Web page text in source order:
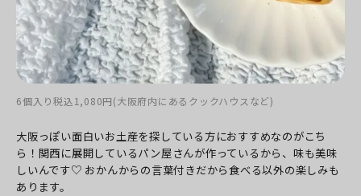
6個入り税込1,080円(大阪府内にあるクックハウスなど)
大阪っぽい面白いお土産を探している方におすすめなのがこち
ら！ 関西に展開しているパン屋さんが作っているから、味も美味
しいんです♡ おかんからの言葉付きだから食べる以外の楽しみも
あります。